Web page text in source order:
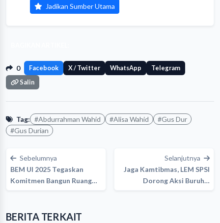
Jadikan Sumber Utama
0 Facebook X / Twitter WhatsApp
Telegram
Salin
Tag: #Abdurrahman Wahid #Alisa Wahid
#Gus Dur
#Gus Durian
Sebelumnya
BEM UI 2025 Tegaskan
Komitmen Bangun Ruang…
Selanjutnya
Jaga Kamtibmas, LEM SPSI
Dorong Aksi Buruh…
BERITA TERKAIT